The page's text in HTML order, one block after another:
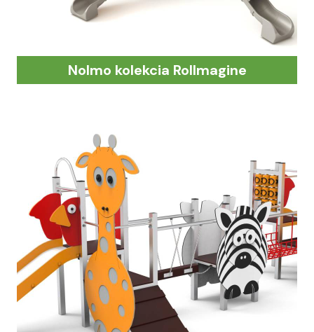
Nolmo kolekcia Rollmagine